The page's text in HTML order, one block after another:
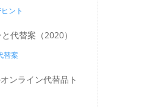
ント
代替案（2020）
替案
ンライン代替品ト